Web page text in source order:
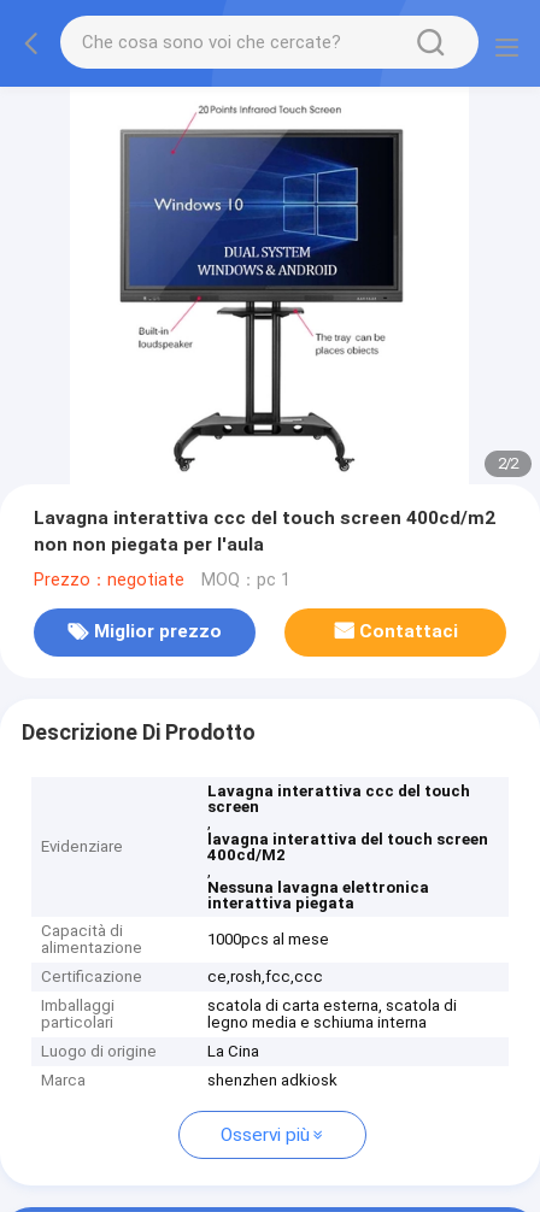
2/2
Lavagna interattiva ccc del touch screen 400cd/m2
non non piegata per l'aula
Prezzo：negotiate MOQ：pc 1
Miglior prezzo Contattaci
Descrizione Di Prodotto
Evidenziare
Lavagna interattiva ccc del touch
screen
,
lavagna interattiva del touch screen
400cd/M2
,
Nessuna lavagna elettronica
interattiva piegata
Capacità di
alimentazione
1000pcs al mese
Certificazione
ce,rosh,fcc,ccc
Imballaggi
particolari
scatola di carta esterna, scatola di
legno media e schiuma interna
Luogo di origine
La Cina
Marca
shenzhen adkiosk
Osservi più